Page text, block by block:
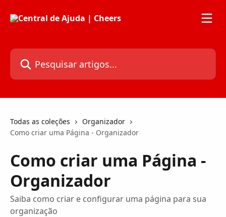
Pesquisar artigos...
Todas as coleções
Organizador
Como criar uma Página - Organizador
Como criar uma Página -
Organizador
Saiba como criar e configurar uma página para sua
organização